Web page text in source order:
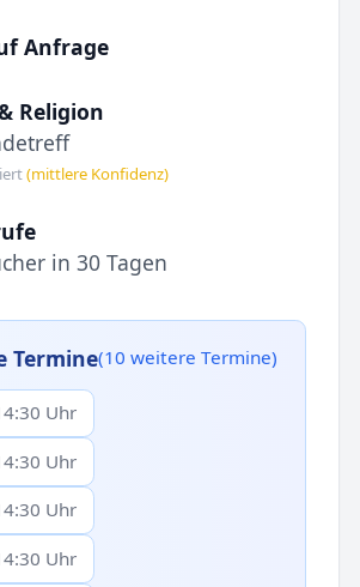
Anfrage
Religion
(mittlere Konfidenz)
in 30 Tagen
Termine(10 weitere Termine)
Uhr
Uhr
Uhr
Uhr